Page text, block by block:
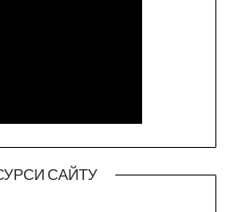
САЙТУ